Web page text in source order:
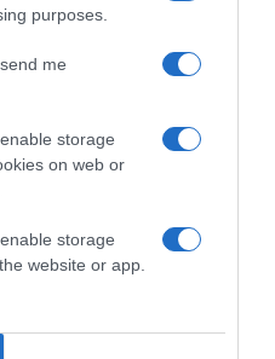
purposes.
me
storage
on web or
storage
website or app.
Pinterest
Következő bejegyzés